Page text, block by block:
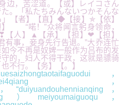
边，苦涩道。【或】レイコさん
。「私たちみんないつかそんな
【者】【直】◆【接】✯【依】
“喏！”众将闻言躬身领命，
【人】▲【承】【担】❤【担】
事，妾身先行告退。”大乔连忙
今不再是奴婢一般作为吕布的发
的，妇人不得干政，这就是骠骑
不行。【务】【。】
，
，
“duiyuandouhennianqing，
）meiyoumaiguoqu，